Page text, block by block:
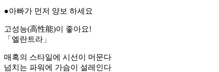
●아빠가 먼저 양보 하세요
고성능(高性能)이 좋아요!
「엘란트라」
매혹의 스타일에 시선이 머문다
넘치는 파워에 가슴이 설레인다